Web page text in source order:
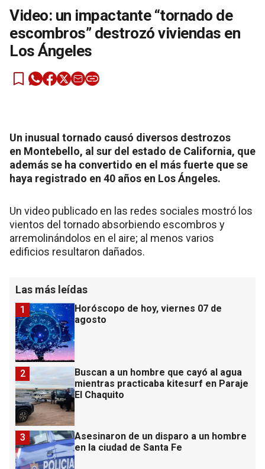
Video: un impactante “tornado de
escombros” destrozó viviendas en
Los Ángeles
Un inusual tornado causó diversos destrozos
en Montebello, al sur del estado de California, que
además se ha convertido en el más fuerte que se
haya registrado en 40 años en Los Ángeles.
Un video publicado en las redes sociales mostró los
vientos del tornado absorbiendo escombros y
arremolinándolos en el aire; al menos varios
edificios resultaron dañados.
Las más leídas
Horóscopo de hoy, viernes 07 de
agosto
1
Buscan a un hombre que cayó al agua
mientras practicaba kitesurf en Paraje
El Chaquito
2
Asesinaron de un disparo a un hombre
en la ciudad de Santa Fe
3